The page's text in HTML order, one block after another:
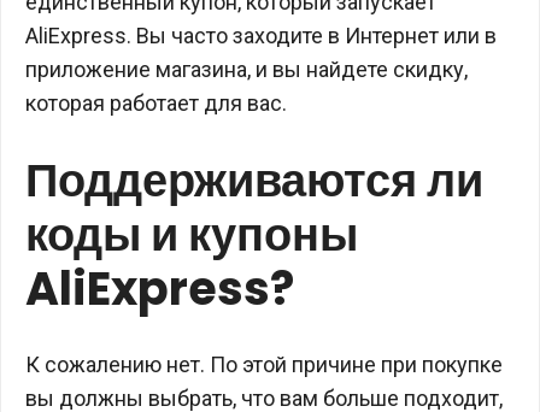
AliExpress. Вы часто заходите в Интернет или в
приложение магазина, и вы найдете скидку,
которая работает для вас.
Поддерживаются ли
коды и купоны
AliExpress?
К сожалению нет. По этой причине при покупке
вы должны выбрать, что вам больше подходит,